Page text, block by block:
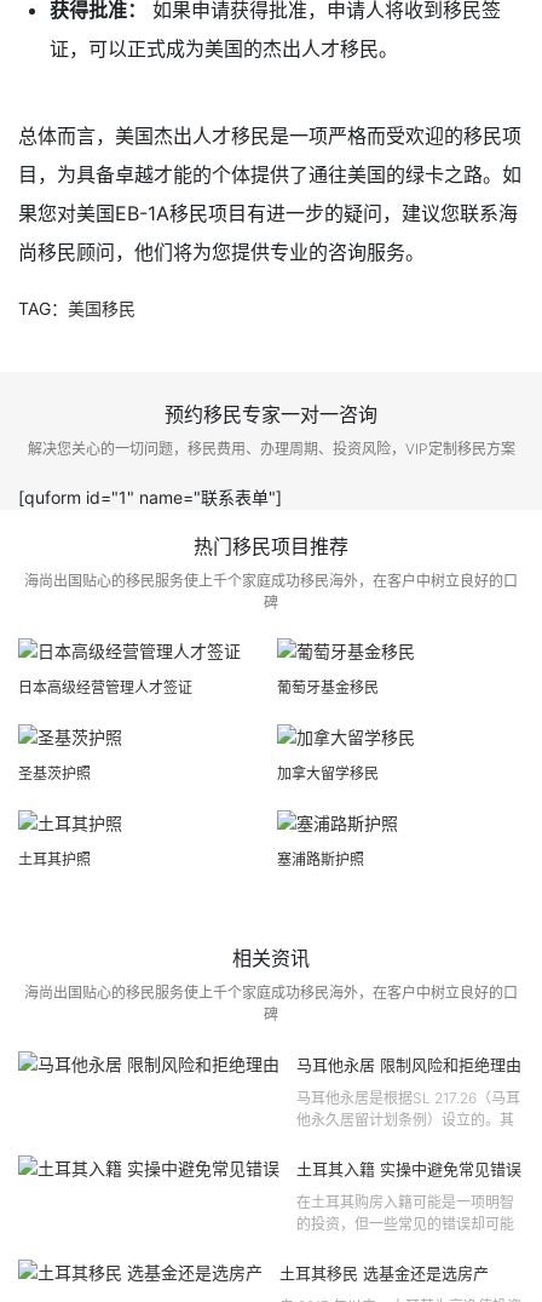
获得批准：
如果申请获得批准，申请人将收到移民签
证，可以正式成为美国的杰出人才移民。
总体而言，美国杰出人才移民是一项严格而受欢迎的移民项
目，为具备卓越才能的个体提供了通往美国的绿卡之路。如
果您对美国EB-1A移民项目有进一步的疑问，建议您联系海
尚移民顾问，他们将为您提供专业的咨询服务。
TAG： 美国移民
预约移民专家一对一咨询
解决您关心的一切问题，移民费用、办理周期、投资风险，VIP定制移民方案
[quform id="1" name="联系表单"]
热门移民项目推荐
海尚出国贴心的移民服务使上千个家庭成功移民海外，在客户中树立良好的口
碑
日本高级经营管理人才签证 葡萄牙基金移民
圣基茨护照 加拿大留学移民
土耳其护照 塞浦路斯护照
相关资讯
海尚出国贴心的移民服务使上千个家庭成功移民海外，在客户中树立良好的口
碑
马耳他永居 限制风险和拒绝理由
马耳他永居是根据SL 217.26（马耳
他永久居留计划条例）设立的。其
121 号法律公告，并随后根据2024
土耳其入籍 实操中避免常见错误
在土耳其购房入籍可能是一项明智
的投资，但一些常见的错误却可能
失。许多投资者轻信营销宣传或不
土耳其移民 选基金还是选房产